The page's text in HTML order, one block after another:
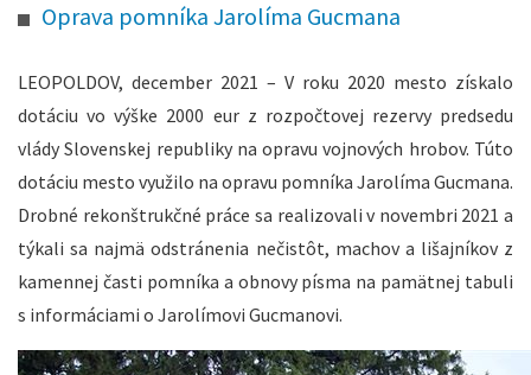
Oprava pomníka Jarolíma Gucmana
LEOPOLDOV, december 2021 – V roku 2020 mesto získalo
dotáciu vo výške 2000 eur z rozpočtovej rezervy predsedu
vlády Slovenskej republiky na opravu vojnových hrobov. Túto
dotáciu mesto využilo na opravu pomníka Jarolíma Gucmana.
Drobné rekonštrukčné práce sa realizovali v novembri 2021 a
týkali sa najmä odstránenia nečistôt, machov a lišajníkov z
kamennej časti pomníka a obnovy písma na pamätnej tabuli
s informáciami o Jarolímovi Gucmanovi.